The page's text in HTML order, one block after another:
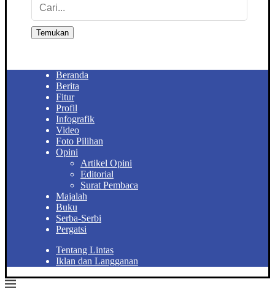
Temukan
Beranda
Berita
Fitur
Profil
Infografik
Video
Foto Pilihan
Opini
Artikel Opini
Editorial
Surat Pembaca
Majalah
Buku
Serba-Serbi
Pergatsi
Tentang Lintas
Iklan dan Langganan